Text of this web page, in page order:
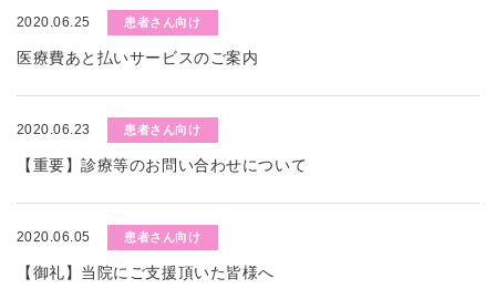
2020.06.25 患者さん向け
医療費あと払いサービスのご案内
2020.06.23 患者さん向け
【重要】診療等のお問い合わせについて
2020.06.05 患者さん向け
【御礼】当院にご支援頂いた皆様へ